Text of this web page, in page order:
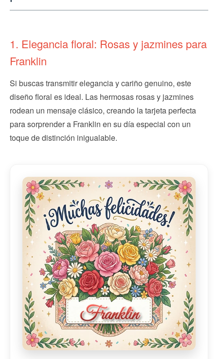
1. Elegancia floral: Rosas y jazmines para
Franklin
Si buscas transmitir elegancia y cariño genuino, este
diseño floral es ideal. Las hermosas rosas y jazmines
rodean un mensaje clásico, creando la tarjeta perfecta
para sorprender a Franklin en su día especial con un
toque de distinción inigualable.